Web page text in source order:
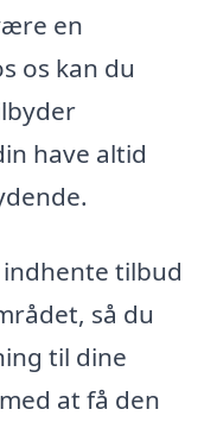
en
os kan du
have altid
tilbud
så du
til dine
at få den